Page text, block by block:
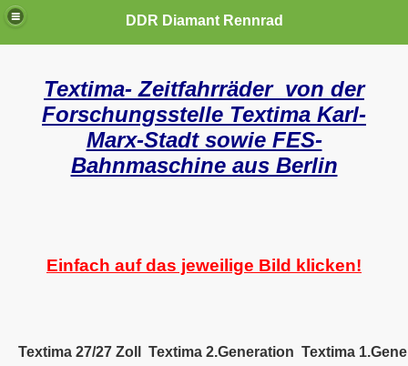
DDR Diamant Rennrad
Textima- Zeitfahrräder von der
Forschungsstelle Textima Karl-
Marx-Stadt sowie FES-
Bahnmaschine aus Berlin
Einfach auf das jeweilige Bild klicken!
Textima 27/27 Zoll Textima 2.Generation Textima